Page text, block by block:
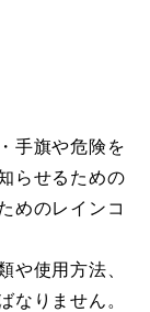
手旗や危険を
らせるための
めのレインコ
や使用方法、
なりません。